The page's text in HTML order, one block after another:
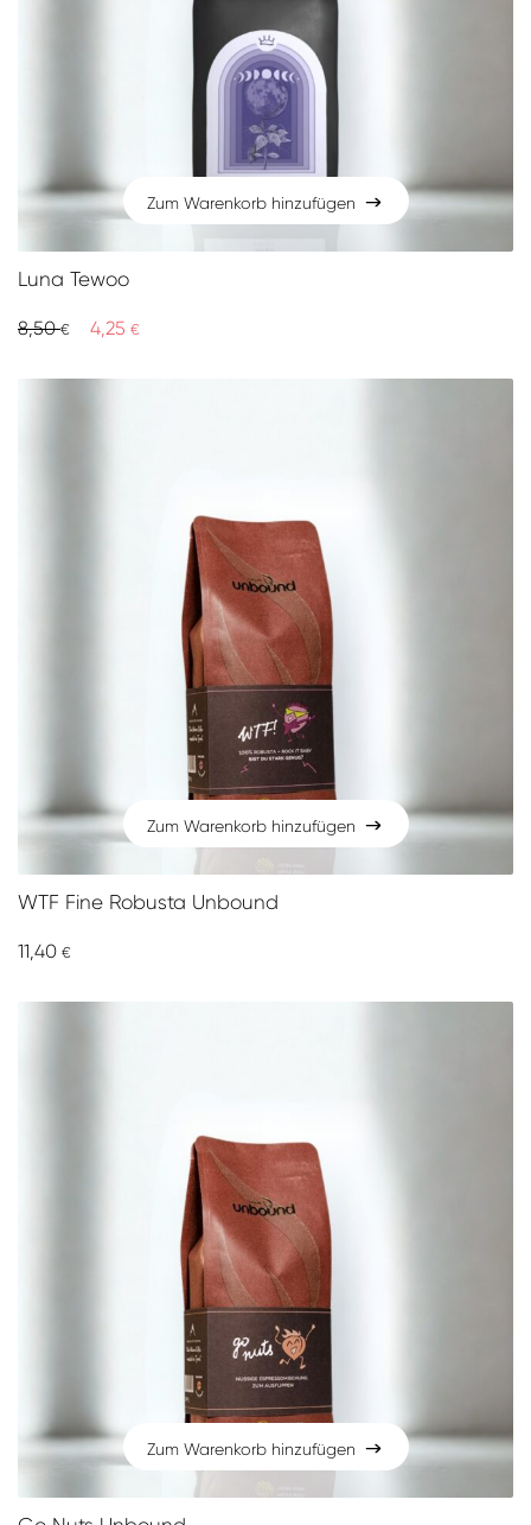
Zum Warenkorb hinzufügen
Zum Warenkorb hinzufügen
Luna Tewoo
8,50€ 4,25€
Zum Warenkorb hinzufügen
Zum Warenkorb hinzufügen
WTF Fine Robusta Unbound
11,40 €
Zum Warenkorb hinzufügen
Zum Warenkorb hinzufügen